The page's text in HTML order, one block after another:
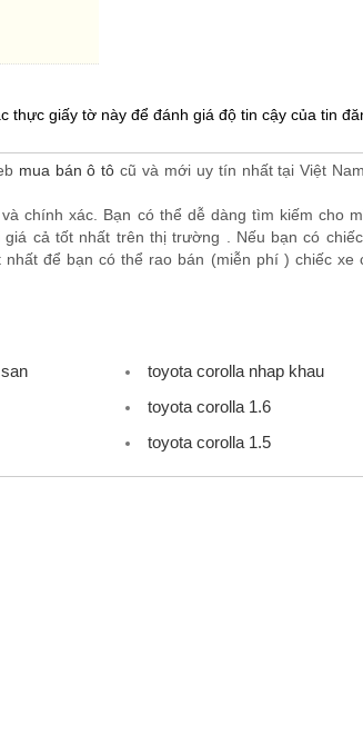
thực giấy tờ này để đánh giá độ tin cậy của tin
mua bán ô tô cũ và mới uy tín nhất tại Việt
chính xác. Bạn có thể dễ dàng tìm kiếm cho
cả tốt nhất trên thị trường . Nếu bạn có
để bạn có thể rao bán (miễn phí ) chiếc xe
toyota corolla nhap khau
toyota corolla 1.6
toyota corolla 1.5